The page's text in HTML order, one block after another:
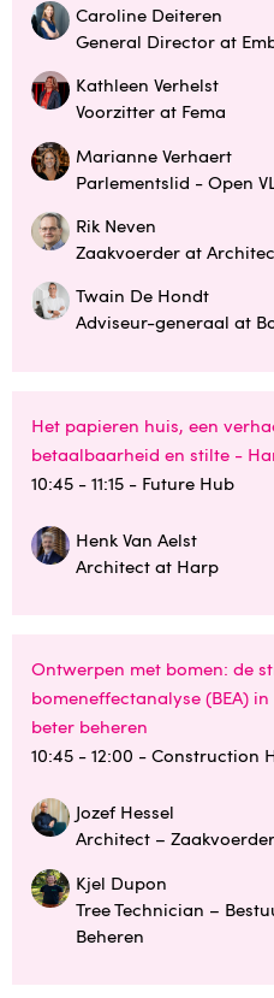
Caroline Deiteren
General Director at
Kathleen Verhelst
Voorzitter at Fema
Marianne Verhaert
Parlementslid - Open
Rik Neven
Zaakvoerder at
Twain De Hondt
Adviseur-generaal at
Het papieren huis, een
betaalbaarheid en stilte -
10:45 - 11:15 - Future Hub
Henk Van Aelst
Architect at Harp
Ontwerpen met bomen: de
bomeneffectanalyse (BEA)
beter beheren
10:45 - 12:00 - Construction
Jozef Hessel
Architect –
Kjel Dupon
Tree Technician –
Beheren